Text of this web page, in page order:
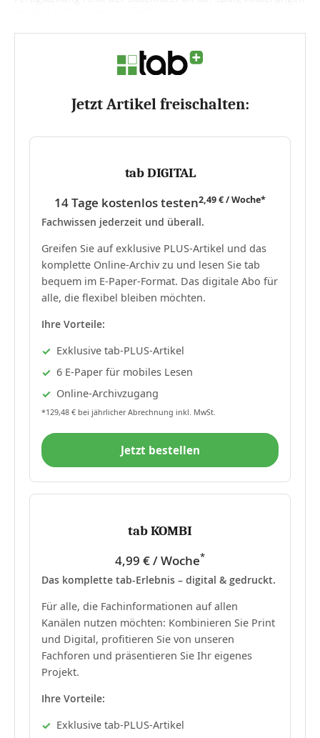
Jetzt Artikel freischalten:
tab DIGITAL
14 Tage kostenlos testen2,49 € / Woche*
Fachwissen jederzeit und überall.
Greifen Sie auf exklusive PLUS-Artikel und das
komplette Online-Archiv zu und lesen Sie tab
bequem im E-Paper-Format. Das digitale Abo für
alle, die flexibel bleiben möchten.
Ihre Vorteile:
Exklusive tab-PLUS-Artikel
6 E-Paper für mobiles Lesen
Online-Archivzugang
*129,48 € bei jährlicher Abrechnung inkl. MwSt.
Jetzt bestellen
tab KOMBI
4,99 € / Woche*
Das komplette tab-Erlebnis – digital & gedruckt.
Für alle, die Fachinformationen auf allen
Kanälen nutzen möchten: Kombinieren Sie Print
und Digital, profitieren Sie von unseren
Fachforen und präsentieren Sie Ihr eigenes
Projekt.
Ihre Vorteile:
Exklusive tab-PLUS-Artikel